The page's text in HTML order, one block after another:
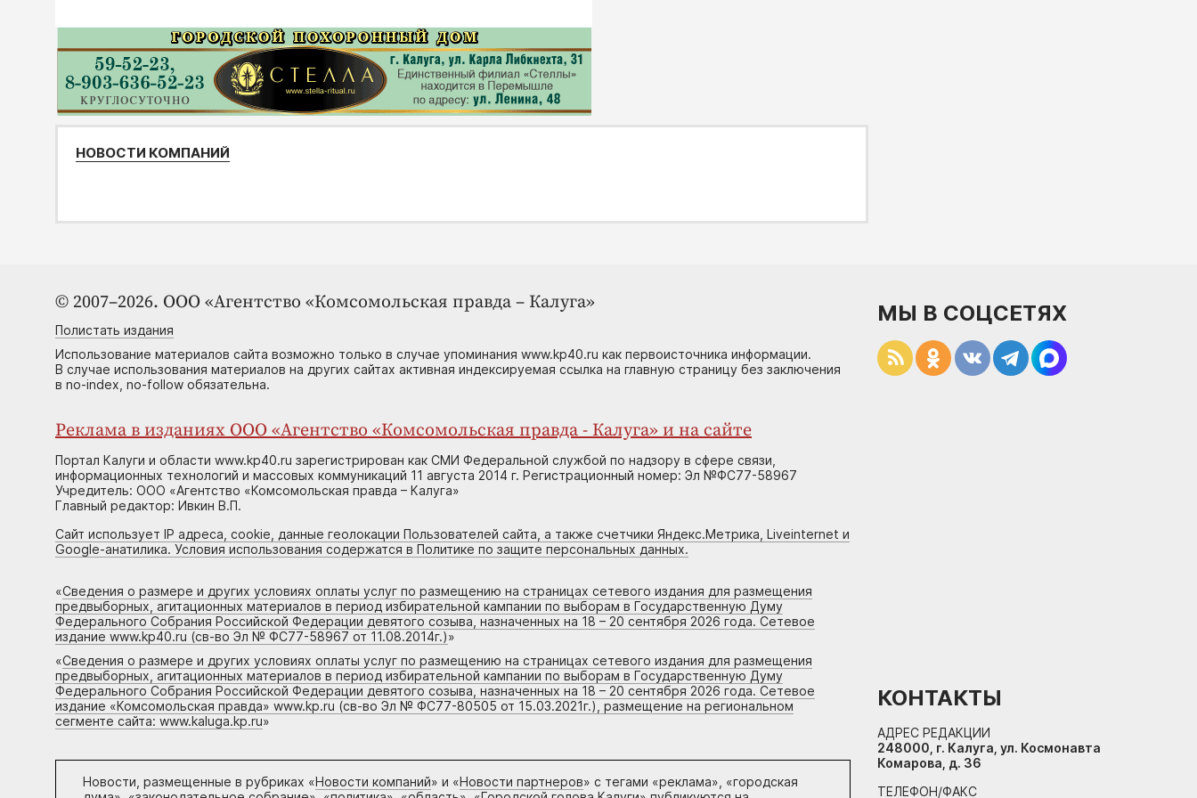
НОВОСТИ КОМПАНИЙ
© 2007–2026. ООО «Агентство «Комсомольская правда – Калуга»
Полистать издания
Использование материалов сайта возможно только в случае упоминания www.kp40.ru как первоисточника информации.
В случае использования материалов на других сайтах активная индексируемая ссылка на главную страницу без заключения
в no-index, no-follow обязательна.
Реклама в изданиях ООО «Агентство «Комсомольская правда - Калуга» и на сайте
Портал Калуги и области www.kp40.ru зарегистрирован как СМИ Федеральной службой по надзору в сфере связи,
информационных технологий и массовых коммуникаций 11 августа 2014 г. Регистрационный номер: Эл №ФС77-58967
Учредитель: ООО «Агентство «Комсомольская правда – Калуга»
Главный редактор: Ивкин В.П.
Сайт использует IP адреса, cookie, данные геолокации Пользователей сайта, а также счетчики Яндекс.Метрика, Liveinternet и
Google-анатилика. Условия использования содержатся в Политике по защите персональных данных.
«Сведения о размере и других условиях оплаты услуг по размещению на страницах сетевого издания для размещения
предвыборных, агитационных материалов в период избирательной кампании по выборам в Государственную Думу
Федерального Собрания Российской Федерации девятого созыва, назначенных на 18 – 20 сентября 2026 года. Сетевое
издание www.kp40.ru (св-во Эл № ФС77-58967 от 11.08.2014г.)»
«Сведения о размере и других условиях оплаты услуг по размещению на страницах сетевого издания для размещения
предвыборных, агитационных материалов в период избирательной кампании по выборам в Государственную Думу
Федерального Собрания Российской Федерации девятого созыва, назначенных на 18 – 20 сентября 2026 года. Сетевое
издание «Комсомольская правда» www.kp.ru (св-во Эл № ФС77-80505 от 15.03.2021г.), размещение на региональном
сегменте сайта: www.kaluga.kp.ru»
Новости, размещенные в рубриках «Новости компаний» и «Новости партнеров» с тегами «реклама», «городская
МЫ В СОЦСЕТЯХ
КОНТАКТЫ
АДРЕС РЕДАКЦИИ
248000, г. Калуга, ул. Космонавта
Комарова, д. 36
ТЕЛЕФОН/ФАКС